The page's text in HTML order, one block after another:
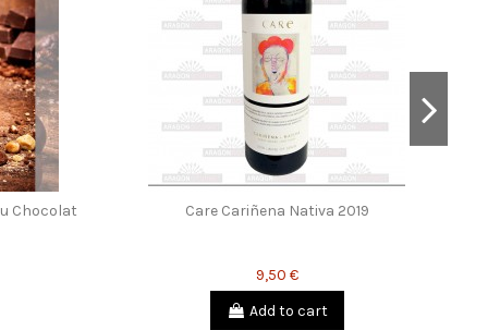
Chocolat
Care Cariñena Nativa 2019
9,50 €
Add to cart